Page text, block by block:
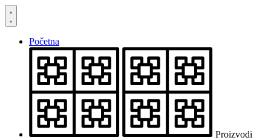
Skočite
na
Početna
Proizvodi